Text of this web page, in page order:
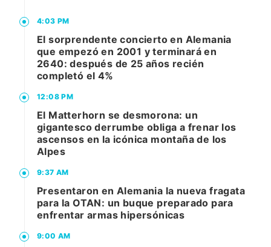
4:03 PM
El sorprendente concierto en Alemania
que empezó en 2001 y terminará en
2640: después de 25 años recién
completó el 4%
12:08 PM
El Matterhorn se desmorona: un
gigantesco derrumbe obliga a frenar los
ascensos en la icónica montaña de los
Alpes
9:37 AM
Presentaron en Alemania la nueva fragata
para la OTAN: un buque preparado para
enfrentar armas hipersónicas
9:00 AM